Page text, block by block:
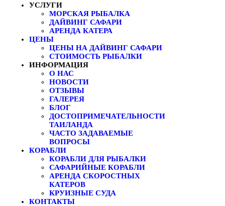
УСЛУГИ
МОРСКАЯ РЫБАЛКА
ДАЙВИНГ САФАРИ
АРЕНДА КАТЕРА
ЦЕНЫ
ЦЕНЫ НА ДАЙВИНГ САФАРИ
СТОИМОСТЬ РЫБАЛКИ
ИНФОРМАЦИЯ
О НАС
НОВОСТИ
ОТЗЫВЫ
ГАЛЕРЕЯ
БЛОГ
ДОСТОПРИМЕЧАТЕЛЬНОСТИ
ТАИЛАНДА
ЧАСТО ЗАДАВАЕМЫЕ
ВОПРОСЫ
КОРАБЛИ
КОРАБЛИ ДЛЯ РЫБАЛКИ
САФАРИЙНЫЕ КОРАБЛИ
АРЕНДА СКОРОСТНЫХ
КАТЕРОВ
КРУИЗНЫЕ СУДА
КОНТАКТЫ